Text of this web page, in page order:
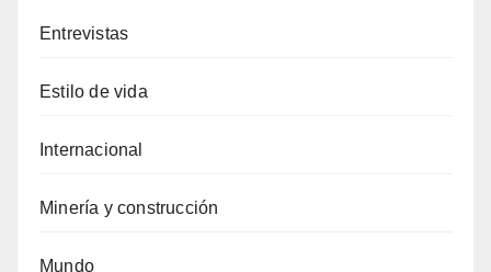
Entrevistas
Estilo de vida
Internacional
Minería y construcción
Mundo